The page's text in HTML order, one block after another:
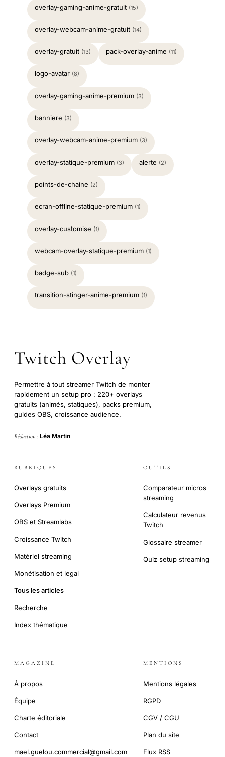
overlay-gaming-anime-gratuit (15)
overlay-webcam-anime-gratuit (14)
overlay-gratuit (13) pack-overlay-anime (11)
logo-avatar (8)
overlay-gaming-anime-premium (3)
banniere (3)
overlay-webcam-anime-premium (3)
overlay-statique-premium (3) alerte (2)
points-de-chaine (2)
ecran-offline-statique-premium (1)
overlay-customise (1)
webcam-overlay-statique-premium (1)
badge-sub (1)
transition-stinger-anime-premium (1)
Twitch Overlay
Permettre à tout streamer Twitch de monter
rapidement un setup pro : 220+ overlays
gratuits (animés, statiques), packs premium,
guides OBS, croissance audience.
Rédaction : Léa Martin
RUBRIQUES
Overlays gratuits
Overlays Premium
OBS et Streamlabs
Croissance Twitch
Matériel streaming
Monétisation et legal
Tous les articles
Recherche
Index thématique
OUTILS
Comparateur micros
streaming
Calculateur revenus
Twitch
Glossaire streamer
Quiz setup streaming
MAGAZINE
À propos
Équipe
Charte éditoriale
Contact
mael.guelou.commercial@gmail.com
MENTIONS
Mentions légales
RGPD
CGV / CGU
Plan du site
Flux RSS